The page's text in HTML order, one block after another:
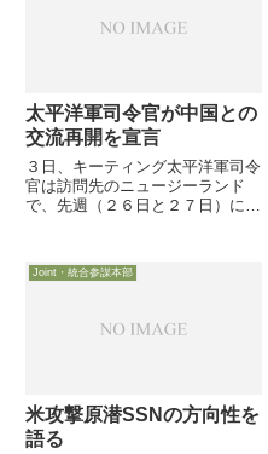
太平洋軍司令官が中国との
交流再開を宣言
３日、キーティング太平洋軍司令
官は訪問先のニュージーランド
で、先週（２６日と２７日）に中
事交流は、昨年秋に米国が台湾へ
武器売却を発表した以降、中国側
Joint・統合参謀本部
米攻撃原潜SSNの方向性を
語る